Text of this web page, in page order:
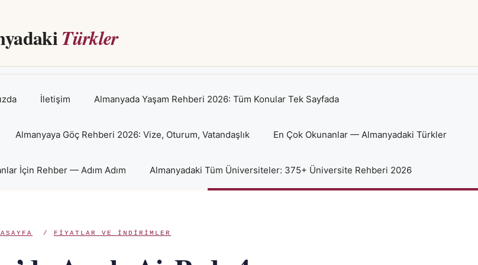
Türkler
İletişim Almanyada Yaşam Rehberi 2026: Tüm Konular Tek Sayfada
Almanyaya Göç Rehberi 2026: Vize, Oturum, Vatandaşlık En Çok Okunanlar — Almanyadaki Türkler
İçin Rehber — Adım Adım Almanyadaki Tüm Üniversiteler: 375+ Üniversite Rehberi 2026
/ FIYATLAR VE INDIRIMLER